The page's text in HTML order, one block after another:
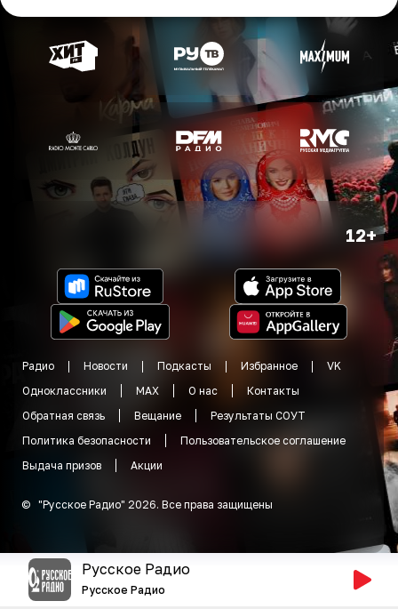
12+
Радио Новости Подкасты Избранное
VK
Одноклассники
MAX О нас
Контакты
Обратная связь
Вещание
Результаты СОУТ
Политика безопасности
Пользовательское соглашение
Выдача призов
Акции
© "Русское Радио" 2026. Все права защищены
Русское Радио
Русское Радио